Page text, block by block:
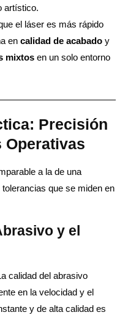
artístico.
el láser es más rápido
en calidad de acabado y
mixtos en un solo entorno
Precisión
Operativas
a la de una
que se miden en
y el
calidad del abrasivo
en la velocidad y el
y de alta calidad es